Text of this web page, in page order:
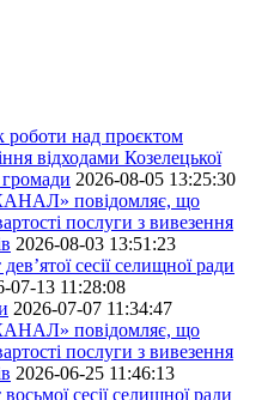
над проєктом
відходами Козелецької
громади 2026-08-05 13:25:30
повідомляє, що
послуги з вивезення
2026-08-03 13:51:23
сесії селищної ради
07-13 11:28:08
2026-07-07 11:34:47
повідомляє, що
послуги з вивезення
2026-06-25 11:46:13
сесії селищної ради